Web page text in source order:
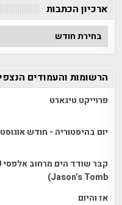
ארכיון הכתבות
ארכיון
הכתבות
הרשומות והעמודים
פרוייקט טיגארט
יום בהיסטוריה - חודש אוגוסט
Jason’s Tomb)
אז והיום